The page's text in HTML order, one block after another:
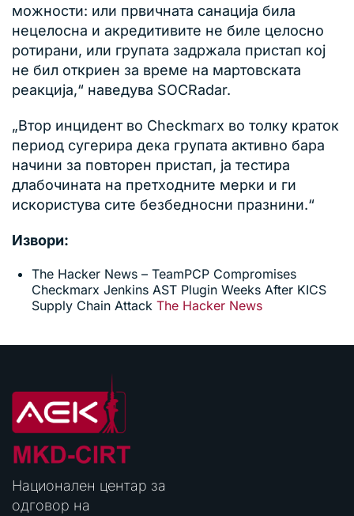
можности: или првичната санација била
нецелосна и акредитивите не биле целосно
ротирани, или групата задржала пристап кој
не бил откриен за време на мартовската
реакција,“ наведува SOCRadar.
„Втор инцидент во Checkmarx во толку краток
период сугерира дека групата активно бара
начини за повторен пристап, ја тестира
длабочината на претходните мерки и ги
искористува сите безбедносни празнини.“
Извори:
The Hacker News – TeamPCP Compromises
Checkmarx Jenkins AST Plugin Weeks After KICS
Supply Chain Attack The Hacker News
Национален центар за
одговор на